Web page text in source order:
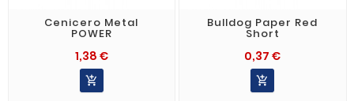
Cenicero Metal
POWER
1,38 €

Bulldog Paper Red
Short
0,37 €
